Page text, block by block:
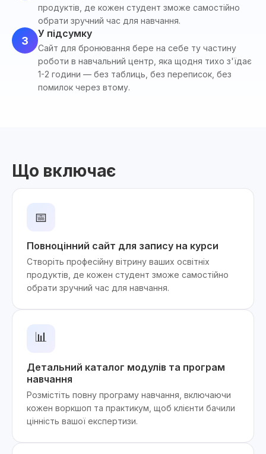
продуктів, де кожен студент зможе самостійно
обрати зручний час для навчання.
3
У підсумку
Сайт для бронювання бере на себе ту частину
роботи в навчальний центр, яка щодня тихо з'їдає
1-2 години — без таблиць, без переписок, без
помилок через втому.
Що включає
📅
Повноцінний сайт для запису на курси
Створіть професійну вітрину ваших освітніх
продуктів, де кожен студент зможе самостійно
обрати зручний час для навчання.
📊
Детальний каталог модулів та програм
навчання
Розмістіть повну програму навчання, включаючи
кожен воркшоп та практикум, щоб клієнти бачили
цінність вашої експертизи.